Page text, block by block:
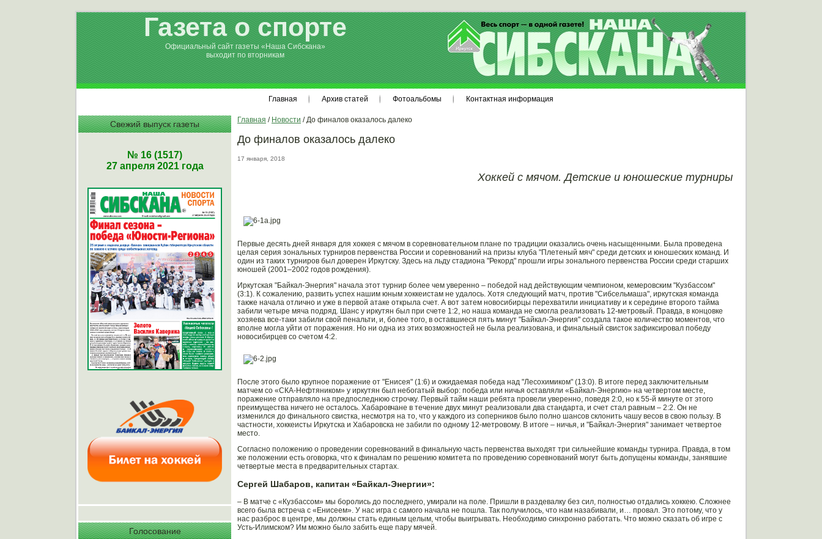
Газета о спорте
Официальный сайт газеты «Наша Сибскана»
выходит по вторникам
Главная Архив статей Фотоальбомы Контактная информация
Свежий выпуск газеты
№ 16 (1517)
27 апреля 2021 года
Голосование
Главная / Новости / До финалов оказалось далеко
До финалов оказалось далеко
17 января, 2018
Хоккей с мячом. Детские и юношеские турниры
Первые десять дней января для хоккея с мячом в соревновательном плане по традиции оказались очень насыщенными. Была проведена
целая серия зональных турниров первенства России и соревнований на призы клуба "Плетеный мяч" среди детских и юношеских команд. И
один из таких турниров был доверен Иркутску. Здесь на льду стадиона "Рекорд" прошли игры зонального первенства России среди старших
юношей (2001–2002 годов рождения).
Иркутская "Байкал-Энергия" начала этот турнир более чем уверенно – победой над действующим чемпионом, кемеровским "Кузбассом"
(3:1). К сожалению, развить успех нашим юным хоккеистам не удалось. Хотя следующий матч, против "Сибсельмаша", иркутская команда
также начала отлично и уже в первой атаке открыла счет. А вот затем новосибирцы перехватили инициативу и к середине второго тайма
забили четыре мяча подряд. Шанс у иркутян был при счете 1:2, но наша команда не смогла реализовать 12-метровый. Правда, в концовке
хозяева все-таки забили свой пенальти, и, более того, в оставшиеся пять минут "Байкал-Энергия" создала такое количество моментов, что
вполне могла уйти от поражения. Но ни одна из этих возможностей не была реализована, и финальный свисток зафиксировал победу
новосибирцев со счетом 4:2.
После этого было крупное поражение от "Енисея" (1:6) и ожидаемая победа над "Лесохимиком" (13:0). В итоге перед заключительным
матчем со «СКА-Нефтяником» у иркутян был небогатый выбор: победа или ничья оставляли «Байкал-Энергию» на четвертом месте,
поражение отправляло на предпоследнюю строчку. Первый тайм наши ребята провели уверенно, поведя 2:0, но к 55-й минуте от этого
преимущества ничего не осталось. Хабаровчане в течение двух минут реализовали два стандарта, и счет стал равным – 2:2. Он не
изменился до финального свистка, несмотря на то, что у каждого из соперников было полно шансов склонить чашу весов в свою пользу. В
частности, хоккеисты Иркутска и Хабаровска не забили по одному 12-метровому. В итоге – ничья, и "Байкал-Энергия" занимает четвертое
место.
Согласно положению о проведении соревнований в финальную часть первенства выходят три сильнейшие команды турнира. Правда, в том
же положении есть оговорка, что к финалам по решению комитета по проведению соревнований могут быть допущены команды, занявшие
четвертые места в предварительных стартах.
Сергей Шабаров, капитан «Байкал-Энергии»:
– В матче с «Кузбассом» мы боролись до последнего, умирали на поле. Пришли в раздевалку без сил, полностью отдались хоккею. Сложнее
всего была встреча с «Енисеем». У нас игра с самого начала не пошла. Так получилось, что нам назабивали, и… провал. Это потому, что у
нас разброс в центре, мы должны стать единым целым, чтобы выигрывать. Необходимо синхронно работать. Что можно сказать об игре с
Усть-Илимском? Им можно было забить еще пару мячей.